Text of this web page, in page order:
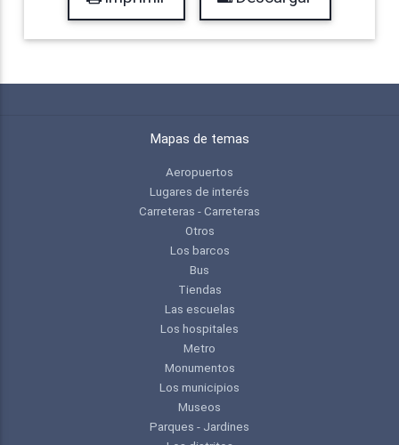
Mapas de temas
Aeropuertos
Lugares de interés
Carreteras - Carreteras
Otros
Los barcos
Bus
Tiendas
Las escuelas
Los hospitales
Metro
Monumentos
Los municipios
Museos
Parques - Jardines